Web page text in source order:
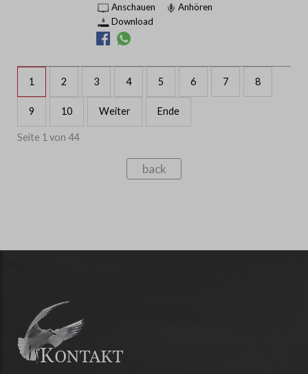
Anschauen
Anhören
Download
1 2 3 4 5 6 7 8
9 10 Weiter Ende
Seite 1 von 44
back